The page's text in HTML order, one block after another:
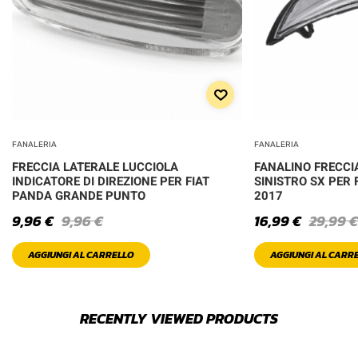
FANALERIA
FRECCIA LATERALE LUCCIOLA
INDICATORE DI DIREZIONE PER FIAT
PANDA GRANDE PUNTO
9,96€
9,96€
AGGIUNGI AL CARRELLO
FANALERIA
FANALINO
SINISTRO SX PER
2017
29,99€
16,99€
AGGIUNGI AL
RECENTLY VIEWED PRODUCTS